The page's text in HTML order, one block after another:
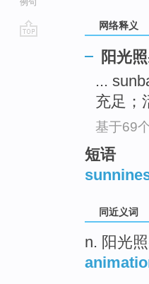
例句
网络释义
阳光
...
充足；
基于69
短语
同近义词
n. 阳光